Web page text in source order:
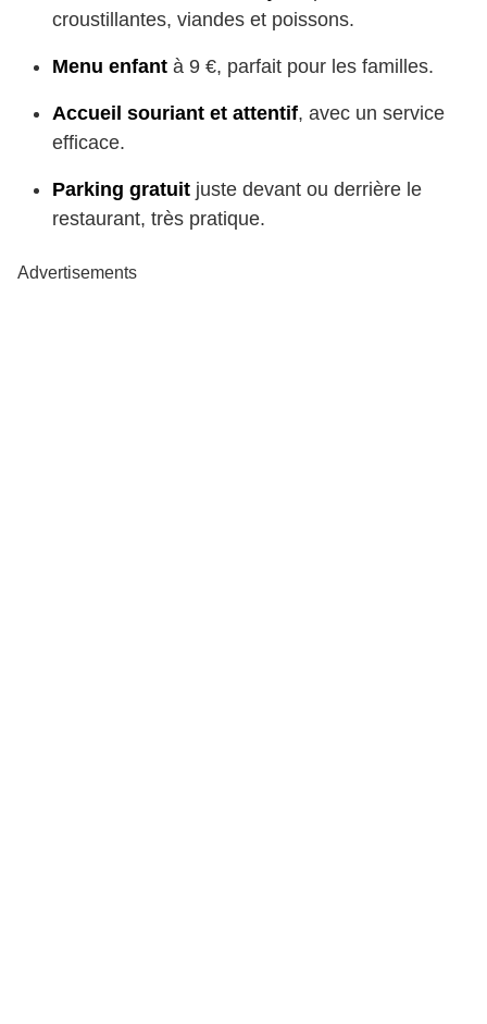
croustillantes, viandes et poissons.
Menu enfant à 9 €, parfait pour les familles.
Accueil souriant et attentif, avec un service
efficace.
Parking gratuit juste devant ou derrière le
restaurant, très pratique.
Advertisements